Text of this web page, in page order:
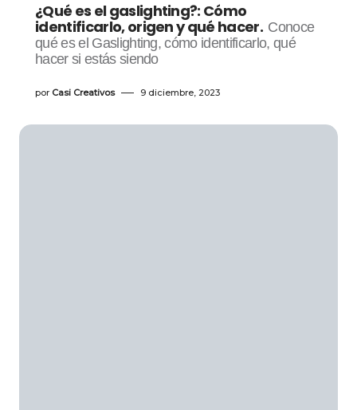
¿Qué es el gaslighting?: Cómo
identificarlo, origen y qué hacer. Conoce
qué es el Gaslighting, cómo identificarlo, qué
hacer si estás siendo
por Casi Creativos 9 diciembre, 2023